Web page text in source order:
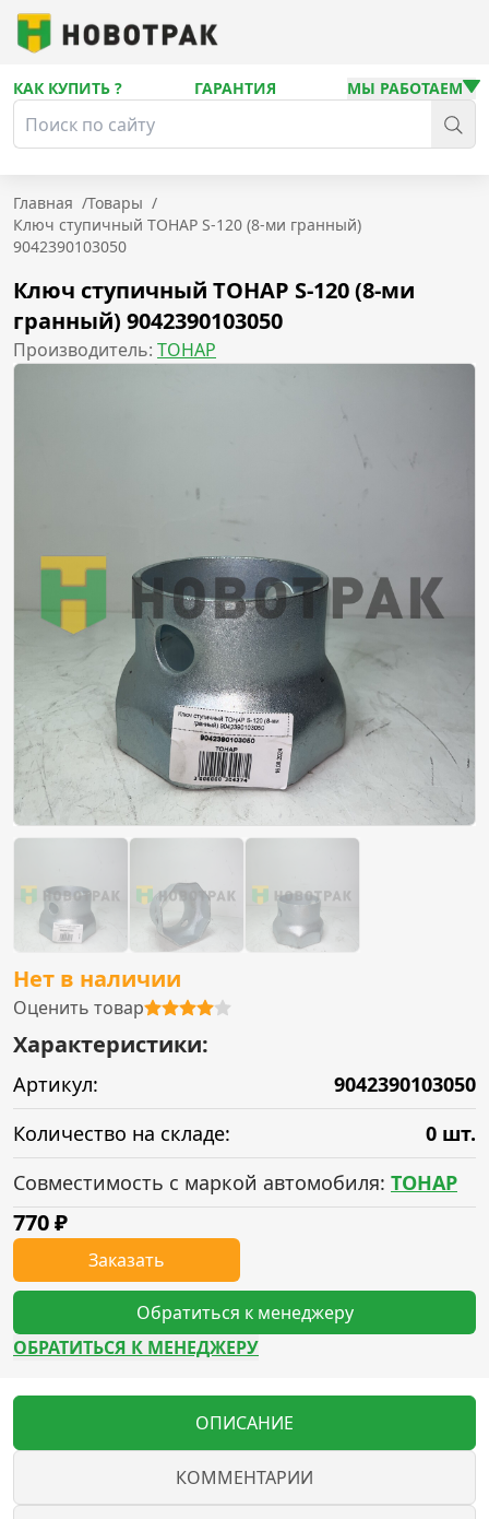
КАК КУПИТЬ ? ГАРАНТИЯ МЫ РАБОТАЕМ
Главная /Товары /
Ключ ступичный ТОНАР S-120 (8-ми гранный)
9042390103050
Ключ ступичный ТОНАР S-120 (8-ми
гранный) 9042390103050
Производитель: ТОНАР
Нет в наличии
Оценить товар
Характеристики:
Артикул:
9042390103050
Количество на складе:
0 шт.
Совместимость с маркой автомобиля: ТОНАР
770₽
Заказать
Обратиться к менеджеру
ОБРАТИТЬСЯ К МЕНЕДЖЕРУ
ОПИСАНИЕ
КОММЕНТАРИИ